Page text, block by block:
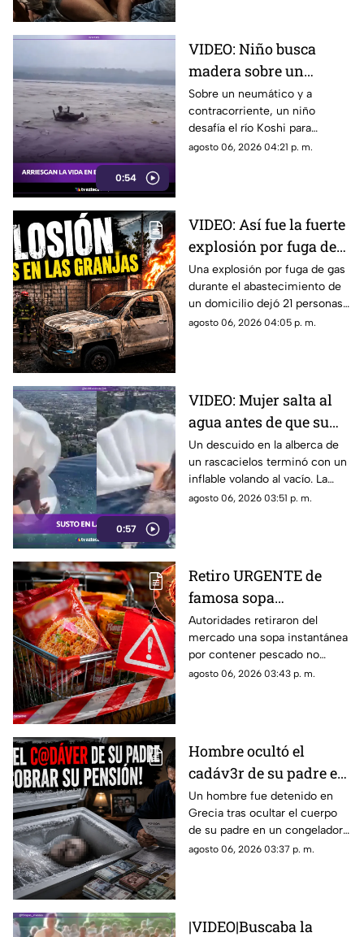
0:54
VIDEO: Niño busca
madera sobre un
neumático en el río
Koshi, en la frontera de
India y Nepal
Sobre un neumático y a
contracorriente, un niño
desafía el río Koshi para
recolectar madera. Una
agosto 06, 2026 04:21 p. m.
VIDEO: Así fue la fuerte
explosión por fuga de
gas en Cuernavaca: 21
heridos
Una explosión por fuga de gas
durante el abastecimiento de
un domicilio dejó 21 personas
heridas y daños en viviendas y
agosto 06, 2026 04:05 p. m.
0:57
VIDEO: Mujer salta al
agua antes de que su
inflable vuele al vacío
en un rascacielos
Un descuido en la alberca de
un rascacielos terminó con un
inflable volando al vacío. La
rápida reacción de una mujer
agosto 06, 2026 03:51 p. m.
Retiro URGENTE de
famosa sopa
instantánea por
ingrediente que podría
ser mortal
Autoridades retiraron del
mercado una sopa instantánea
por contener pescado no
declarado. Revisa lotes
agosto 06, 2026 03:43 p. m.
Hombre ocultó el
cadáv3r de su padre en
un congelador para
cobrar su pensión
durante años
Un hombre fue detenido en
Grecia tras ocultar el cuerpo
de su padre en un congelador
para seguir cobrando su
agosto 06, 2026 03:37 p. m.
|VIDEO|Buscaba la